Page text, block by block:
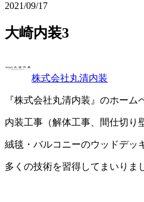
2021/09/17
大崎内装3
株式会社丸清内装
『株式会社丸清内装』のホー
内装工事（解体工事、間仕切り
絨毯・バルコニーのウッドデッ
多くの技術を習得してまいりま